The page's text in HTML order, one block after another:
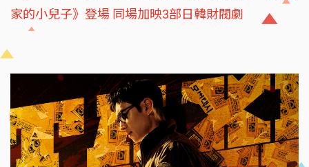
家的小兒子》登場 同場加映3部日韓財閥劇